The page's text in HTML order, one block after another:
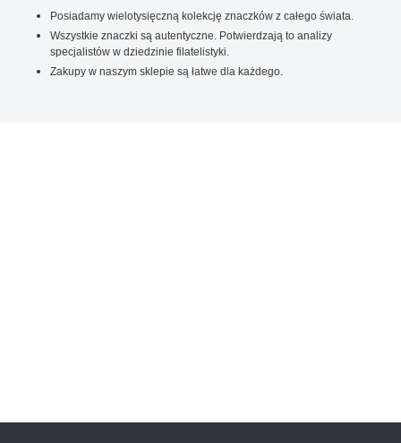
Posiadamy wielotysięczną kolekcję znaczków z całego świata.
Wszystkie znaczki są autentyczne. Potwierdzają to analizy
specjalistów w dziedzinie filatelistyki.
Zakupy w naszym sklepie są łatwe dla każdego.